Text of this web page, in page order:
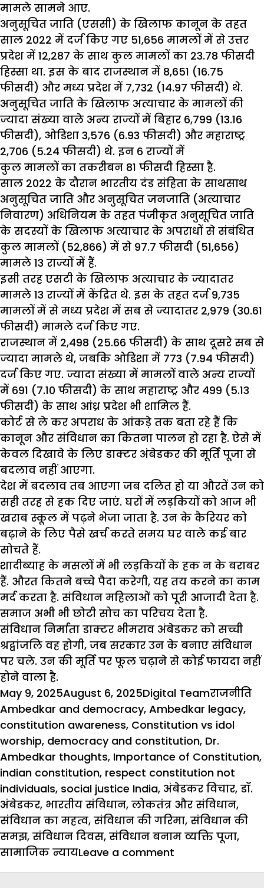
मामले सामने आए.
अनुसूचित जाति (एससी) के खिलाफ कानून के तहत
साल 2022 में दर्ज किए गए 51,656 मामलों में से उत्तर
प्रदेश में 12,287 के साथ कुल मामलों का 23.78 फीसदी
हिस्सा था. इस के बाद राजस्थान में 8,651 (16.75
फीसदी) और मध्य प्रदेश में 7,732 (14.97 फीसदी) थे.
अनुसूचित जाति के खिलाफ अत्याचार के मामलों की
ज्यादा संख्या वाले अन्य राज्यों में बिहार 6,799 (13.16
फीसदी), ओडिशा 3,576 (6.93 फीसदी) और महाराष्ट्र
2,706 (5.24 फीसदी) थे. इन 6 राज्यों में
कुल मामलों का तकरीबन 81 फीसदी हिस्सा है.
साल 2022 के दौरान भारतीय दंड संहिता के साथसाथ
अनुसूचित जाति और अनुसूचित जनजाति (अत्याचार
निवारण) अधिनियम के तहत पंजीकृत अनुसूचित जाति
के सदस्यों के खिलाफ अत्याचार के अपराधों से संबंधित
कुल मामलों (52,866) में से 97.7 फीसदी (51,656)
मामले 13 राज्यों में हैं.
इसी तरह एसटी के खिलाफ अत्याचार के ज्यादातर
मामले 13 राज्यों में केंद्रित थे. इस के तहत दर्ज 9,735
मामलों में से मध्य प्रदेश में सब से ज्यादातर 2,979 (30.61
फीसदी) मामले दर्ज किए गए.
राजस्थान में 2,498 (25.66 फीसदी) के साथ दूसरे सब से
ज्यादा मामले थे, जबकि ओडिशा में 773 (7.94 फीसदी)
दर्ज किए गए. ज्यादा संख्या में मामलों वाले अन्य राज्यों
में 691 (7.10 फीसदी) के साथ महाराष्ट्र और 499 (5.13
फीसदी) के साथ आंध्र प्रदेश भी शामिल हैं.
कोर्ट से ले कर अपराध के आंकड़े तक बता रहे हैं कि
कानून और संविधान का कितना पालन हो रहा है. ऐसे में
केवल दिखावे के लिए डाक्टर अंबेडकर की मूर्ति पूजा से
बदलाव नहीं आएगा.
देश में बदलाव तब आएगा जब दलित हो या औरतें उन को
सही तरह से हक दिए जाएं. घरों में लड़कियों को आज भी
खराब स्कूल में पढ़ने भेजा जाता है. उन के कैरियर को
बढ़ाने के लिए पैसे खर्च करते समय घर वाले कई बार
सोचते हैं.
शादीब्याह के मसलों में भी लड़कियों के हक न के बराबर
हैं. औरत कितने बच्चे पैदा करेगी, यह तय करने का काम
मर्द करता है. संविधान महिलाओं को पूरी आजादी देता है.
समाज अभी भी छोटी सोच का परिचय देता है.
संविधान निर्माता डाक्टर भीमराव अंबेडकर को सच्ची
श्रद्वांजलि वह होगी, जब सरकार उन के बनाए संविधान
पर चले. उन की मूर्ति पर फूल चढ़ाने से कोई फायदा नहीं
होने वाला है.
Posted
on
May 9, 2025August 6, 2025Author
Digital Teamराजनीति
Ambedkar and democracy, Ambedkar legacy,
constitution awareness, Constitution vs idol
worship, democracy and constitution, Dr.
Ambedkar thoughts, Importance of Constitution,
indian constitution, respect constitution not
individuals, social justice India, अंबेडकर विचार, डॉ.
अंबेडकर, भारतीय संविधान, लोकतंत्र और संविधान,
संविधान का महत्व, संविधान की गरिमा, संविधान की
समझ, संविधान दिवस, संविधान बनाम व्यक्ति पूजा,
सामाजिक न्यायLeave a comment